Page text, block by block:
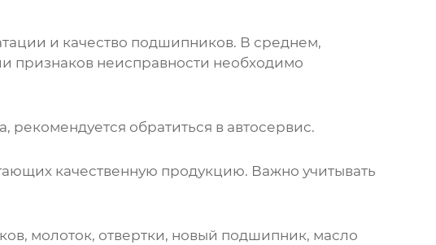
и качество подшипников. В среднем,
признаков неисправности необходимо
обратиться в автосервис.
качественную продукцию. Важно учитывать
, молоток, отвертки, новый подшипник, масло